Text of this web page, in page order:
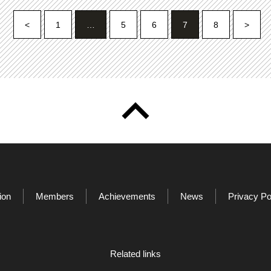
< 1 … 5 6 7 8 >
Members Achievements News Privacy
Related links